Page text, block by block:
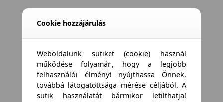
Cookie hozzájárulás
Weboldalunk sütiket (cookie) használ
működése folyamán, hogy a legjobb
felhasználói élményt nyújthassa Önnek,
továbbá látogatottsága mérése céljából. A
sütik használatát bármikor letilthatja!